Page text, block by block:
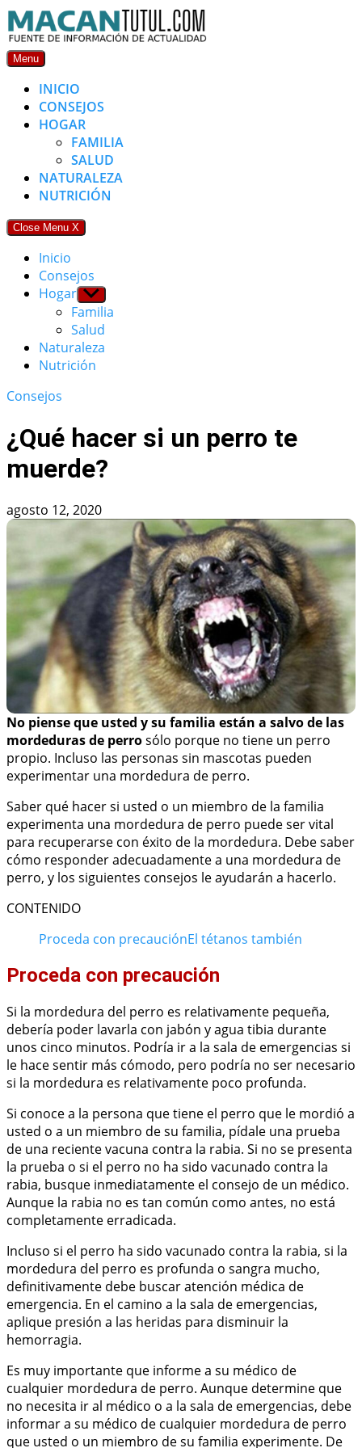
Skip
to
content
Menu
INICIO
CONSEJOS
HOGAR
FAMILIA
SALUD
NATURALEZA
NUTRICIÓN
Close Menu X
Inicio
Consejos
Hogar Show
sub
menu
Familia
Salud
Naturaleza
Nutrición
Consejos
¿Qué hacer si un perro te
muerde?
agosto 12, 2020
No piense que usted y su familia están a salvo de las
mordeduras de perrosólo porque no tiene un perro
propio. Incluso las personas sin mascotas pueden
experimentar una mordedura de perro.
Saber qué hacer si usted o un miembro de la familia
experimenta una mordedura de perro puede ser vital
para recuperarse con éxito de la mordedura. Debe saber
cómo responder adecuadamente a una mordedura de
perro, y los siguientes consejos le ayudarán a hacerlo.
CONTENIDO
Proceda con precauciónEl tétanos también
Proceda con precaución
Si la mordedura del perro es relativamente pequeña,
debería poder lavarla con jabón y agua tibia durante
unos cinco minutos. Podría ir a la sala de emergencias si
le hace sentir más cómodo, pero podría no ser necesario
si la mordedura es relativamente poco profunda.
Si conoce a la persona que tiene el perro que le mordió a
usted o a un miembro de su familia, pídale una prueba
de una reciente vacuna contra la rabia. Si no se presenta
la prueba o si el perro no ha sido vacunado contra la
rabia, busque inmediatamente el consejo de un médico.
Aunque la rabia no es tan común como antes, no está
completamente erradicada.
Incluso si el perro ha sido vacunado contra la rabia, si la
mordedura del perro es profunda o sangra mucho,
definitivamente debe buscar atención médica de
emergencia. En el camino a la sala de emergencias,
aplique presión a las heridas para disminuir la
hemorragia.
Es muy importante que informe a su médico de
cualquier mordedura de perro. Aunque determine que
no necesita ir al médico o a la sala de emergencias, debe
informar a su médico de cualquier mordedura de perro
que usted o un miembro de su familia experimente. De